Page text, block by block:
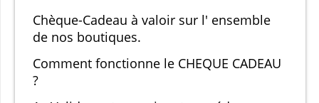
Chèque-Cadeau à valoir sur l' ensemble
de nos boutiques.
Comment fonctionne le CHEQUE CADEAU
?